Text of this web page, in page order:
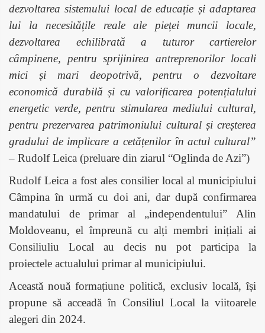
dezvoltarea sistemului local de educație și adaptarea
lui la necesitățile reale ale pieței muncii locale,
dezvoltarea echilibrată a tuturor cartierelor
câmpinene, pentru sprijinirea antreprenorilor locali
mici și mari deopotrivă, pentru o dezvoltare
economică durabilă și cu valorificarea potențialului
energetic verde, pentru stimularea mediului cultural,
pentru prezervarea patrimoniului cultural și creșterea
gradului de implicare a cetățenilor în actul cultural”
– Rudolf Leica (preluare din ziarul “Oglinda de Azi”)
Rudolf Leica a fost ales consilier local al municipiului
Câmpina în urmă cu doi ani, dar după confirmarea
mandatului de primar al „independentului” Alin
Moldoveanu, el împreună cu alți membri inițiali ai
Consiliuliu Local au decis nu pot participa la
proiectele actualului primar al municipiului.
Această nouă formațiune politică, exclusiv locală, își
propune să acceadă în Consiliul Local la viitoarele
alegeri din 2024.